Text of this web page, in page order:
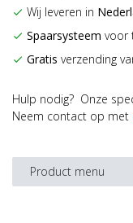
check Wij leveren in
check Spaarsysteem voor
check Gratis verzending
Hulp nodig? Onze
Neem contact op met
Product menu